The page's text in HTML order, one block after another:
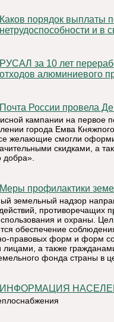
Каков порядок выплаты пособий по временной
нетрудоспособности и в
РУСАЛ за 10 лет переработал около 50% образованных
отходов алюминиевого
Почта России провела
кампании на первое
города Емва
желающие смогли
скидками, а
добра».
Меры профилактики
земельный надзор
противоречащих
и охраны.
обеспечение
правовых форм и форм
а также
фонда страны в
ИНФОРМАЦИЯ